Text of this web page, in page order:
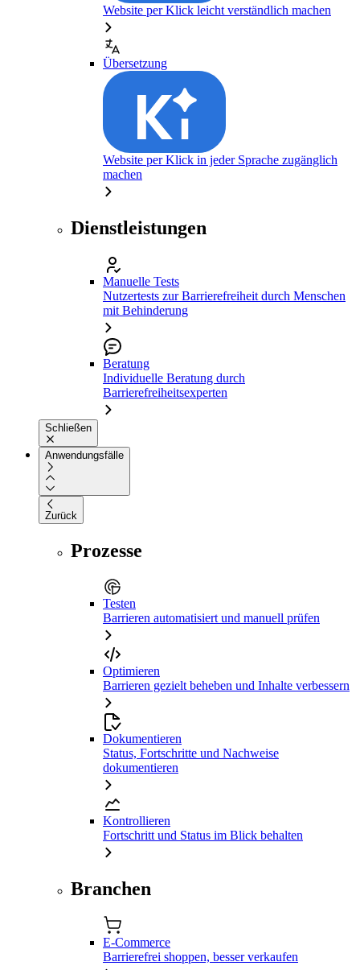
Website per Klick leicht verständlich machen
Übersetzung
Website per Klick in jeder Sprache zugänglich
machen
Dienstleistungen
Manuelle Tests
Nutzertests zur Barrierefreiheit durch Menschen
mit Behinderung
Beratung
Individuelle Beratung durch
Barrierefreiheitsexperten
Schließen
Anwendungsfälle
Zurück
Prozesse
Testen
Barrieren automatisiert und manuell prüfen
Optimieren
Barrieren gezielt beheben und Inhalte verbessern
Dokumentieren
Status, Fortschritte und Nachweise
dokumentieren
Kontrollieren
Fortschritt und Status im Blick behalten
Branchen
E-Commerce
Barrierefrei shoppen, besser verkaufen